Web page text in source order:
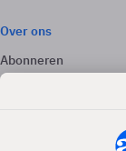
Over ons
Abonneren
Adverteren